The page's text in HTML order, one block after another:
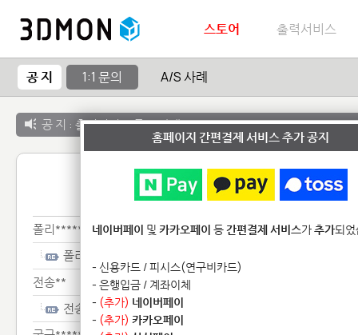
스토어 출력서비스
공 지 1:1 문의 A/S 사례
공 지 : 출력서비스 종료 안내
1:1 문
폴리************************
폴리************************
전송**
전송**
홈페이지 간편결제 서비스 추가 공지
네이버페이 및 카카오페이 등간편결제 서비스가추가되
- 신용카드 / 피시스(연구비카드)
- 은행입금 / 계좌이체
- (추가) 네이버페이
- (추가) 카카오페이